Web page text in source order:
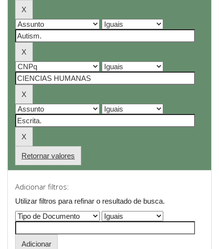
Retornar valores
Adicionar filtros:
Utilizar filtros para refinar o resultado de busca.